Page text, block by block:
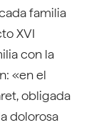
familia
XVI
con la
«en el
obligada
dolorosa